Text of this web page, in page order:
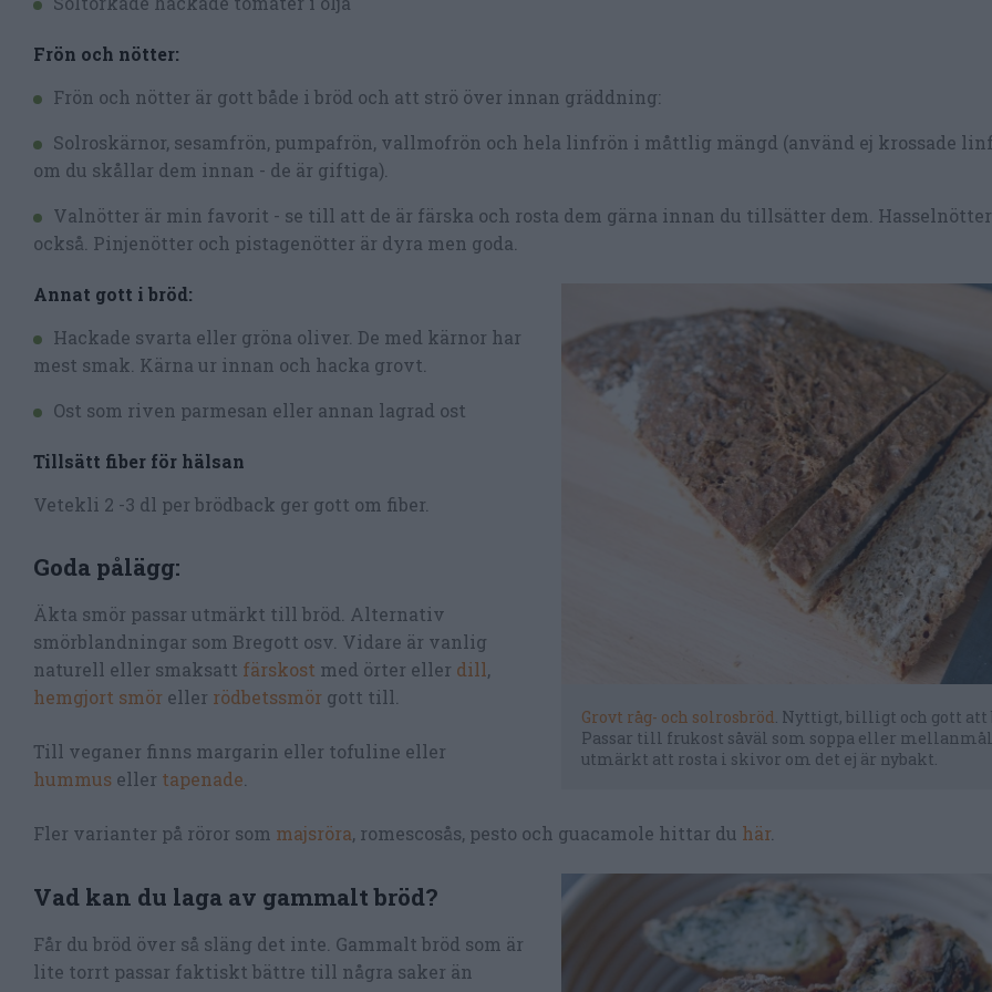
Frön och nötter:
Frön och nötter är gott både i bröd och att strö över innan gräddning:
Solroskärnor, sesamfrön, pumpafrön, vallmofrön och hela linfrön i måttlig mängd (använd ej krossade
om du skållar dem innan - de är giftiga).
Valnötter är min favorit - se till att de är färska och rosta dem gärna innan du tillsätter dem.
också. Pinjenötter och pistagenötter är dyra men goda.
Grovt råg- och solrosbröd. Nyttigt, billigt och gott att
Passar till frukost såväl som soppa eller
utmärkt att rosta i skivor om det ej är nybakt.
Annat gott i bröd:
Hackade svarta eller gröna oliver. De med kärnor har
mest smak. Kärna ur innan och hacka grovt.
Ost som riven parmesan eller annan lagrad ost
Tillsätt fiber för hälsan
Vetekli 2 -3 dl per brödback ger gott om fiber.
Goda pålägg:
Äkta smör passar utmärkt till bröd. Alternativ
smörblandningar som Bregott osv. Vidare är vanlig
naturell eller smaksatt färskost med örter eller dill,
hemgjort smör eller rödbetssmör gott till.
Till veganer finns margarin eller tofuline eller
hummus eller tapenade
Fler varianter på röror som majsröra, romescosås, pesto och guacamole hittar du här.
Vad kan du laga av gammalt bröd?
Får du bröd över så släng det inte. Gammalt bröd som är
lite torrt passar faktiskt bättre till några saker än